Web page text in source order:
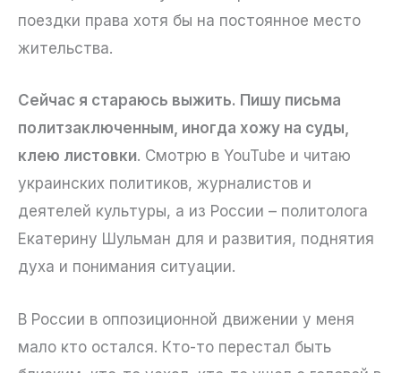
поездки права хотя бы на постоянное место
жительства.
Сейчас я стараюсь выжить. Пишу письма
политзаключенным, иногда хожу на суды,
клею листовки. Смотрю в YouTube и читаю
украинских политиков, журналистов и
деятелей культуры, а из России – политолога
Екатерину Шульман для и развития, поднятия
духа и понимания ситуации.
В России в оппозиционной движении у меня
мало кто остался. Кто-то перестал быть